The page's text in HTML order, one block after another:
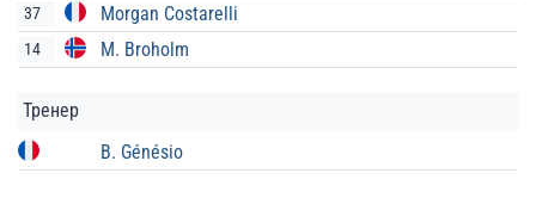
37
Morgan Costarelli
14 M. Broholm
Тренер
B. Génésio